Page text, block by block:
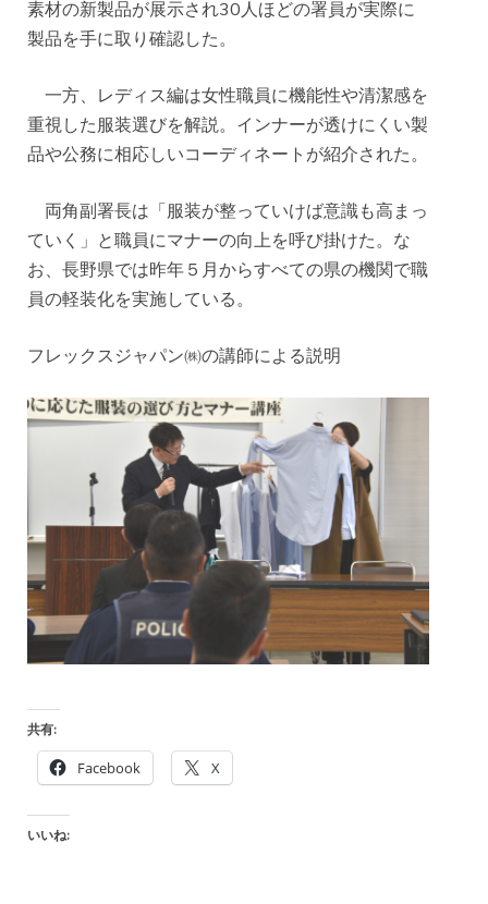
素材の新製品が展示され30人ほどの署員が実際に
製品を手に取り確認した。
一方、レディス編は女性職員に機能性や清潔感を
重視した服装選びを解説。インナーが透けにくい製
品や公務に相応しいコーディネートが紹介された。
両角副署長は「服装が整っていけば意識も高まっ
ていく」と職員にマナーの向上を呼び掛けた。な
お、長野県では昨年５月からすべての県の機関で職
員の軽装化を実施している。
フレックスジャパン㈱の講師による説明
共有:
Facebook X
いいね: